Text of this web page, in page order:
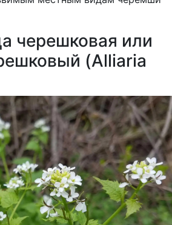
черешковая или
(Alliaria